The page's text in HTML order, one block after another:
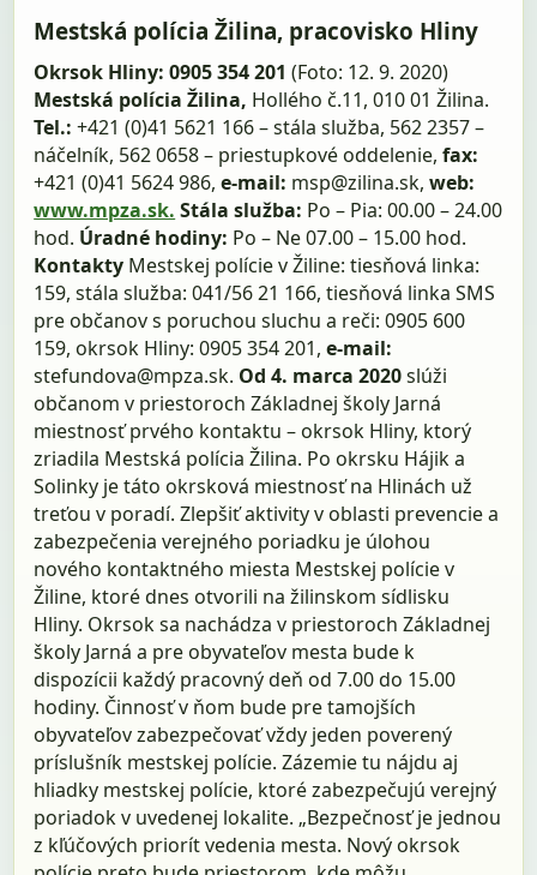
Mestská polícia Žilina, pracovisko Hliny
Okrsok Hliny: 0905 354 201 (Foto: 12. 9. 2020)
Mestská polícia Žilina, Hollého č.11, 010 01 Žilina.
Tel.:+421 (0)41 5621 166 – stála služba, 562 2357 –
náčelník, 562 0658 – priestupkové oddelenie,fax:
+421 (0)41 5624 986,e-mail: msp@zilina.sk,web:
www.mpza.sk. Stála služba: Po – Pia: 00.00 – 24.00
hod. Úradné hodiny: Po – Ne 07.00 – 15.00 hod.
Kontakty Mestskej polície v Žiline: tiesňová linka:
159, stála služba: 041/56 21 166, tiesňová linka SMS
pre občanov s poruchou sluchu a reči: 0905 600
159, okrsok Hliny: 0905 354 201,e-mail:
stefundova@mpza.sk. Od 4. marca 2020slúži
občanom v priestoroch Základnej školy Jarná
miestnosť prvého kontaktu – okrsok Hliny, ktorý
zriadila Mestská polícia Žilina. Po okrsku Hájik a
Solinky je táto okrsková miestnosť na Hlinách už
treťou v poradí. Zlepšiť aktivity v oblasti prevencie a
zabezpečenia verejného poriadku je úlohou
nového kontaktného miesta Mestskej polície v
Žiline, ktoré dnes otvorili na žilinskom sídlisku
Hliny. Okrsok sa nachádza v priestoroch Základnej
školy Jarná a pre obyvateľov mesta bude k
dispozícii každý pracovný deň od 7.00 do 15.00
hodiny. Činnosť v ňom bude pre tamojších
obyvateľov zabezpečovať vždy jeden poverený
príslušník mestskej polície. Zázemie tu nájdu aj
hliadky mestskej polície, ktoré zabezpečujú verejný
poriadok v uvedenej lokalite. „Bezpečnosť je jednou
z kľúčových priorít vedenia mesta. Nový okrsok